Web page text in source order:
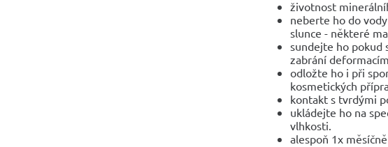
životnost
neberte ho do
slunce - některé
sundejte ho pokud
zabrání deformacím.
odložte ho i při
kosmetických
kontakt s tvrdými
ukládejte ho na
vlhkosti.
alespoň 1x